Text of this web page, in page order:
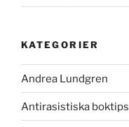
KATEGORIER
Andrea Lundgren
Antirasistiska boktips